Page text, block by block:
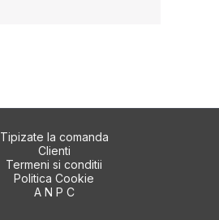
Tipizate la comanda
Clienti
Termeni si conditii
Politica Cookie
A N P C